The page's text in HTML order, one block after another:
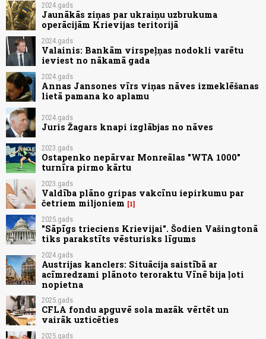
2024.gads
Jaunākās ziņas par ukraiņu uzbrukuma
operācijām Krievijas teritorijā
2024.gads
Valainis: Bankām virspeļņas nodokli varētu
ieviest no nākamā gada
2024.gads
Annas Jansones vīrs viņas nāves izmeklēšanas
lietā pamana ko aplamu
2024.gads
Juris Žagars knapi izglābjas no nāves
2023.gads
Ostapenko nepārvar Monreālas "WTA 1000"
turnīra pirmo kārtu
2023.gads
Valdība plāno gripas vakcīnu iepirkumu par
četriem miljoniem
1
2025.gads
"Sāpīgs trieciens Krievijai". Šodien Vašingtonā
tiks parakstīts vēsturisks līgums
2024.gads
Austrijas kanclers: Situācija saistībā ar
acīmredzami plānoto teroraktu Vīnē bija ļoti
nopietna
2025.gads
CFLA fondu apguvē sola mazāk vērtēt un
vairāk uzticēties
2025.gads